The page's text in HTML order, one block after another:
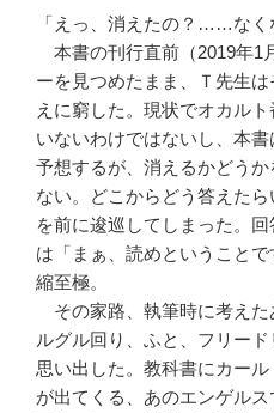
「えっ、消えたの？……なく
本書の刊行直前（2019年1
ーを見つめたまま、Ｔ先生
えに窮した。現状でオカル
いないわけではないし、本
予想するが、消えるかどう
ない。どこからどう答えた
を前に逡巡してしまった。
は「まぁ、読めということ
縮至極。
その家路、執筆時に考えた
ルグル回り、ふと、フリー
思い出した。教科書にカー
が出てくる、あのエンゲル